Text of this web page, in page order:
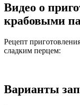
Видео о
крабовыми
Рецепт
сладким перцем:
Варианты